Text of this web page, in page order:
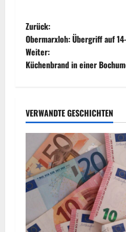
B
e
i
r
a
g
s
a
Zurück:
Obermarxloh: Übergriff auf
Weiter:
Küchenbrand in einer
VERWANDTE GESCHICHTEN